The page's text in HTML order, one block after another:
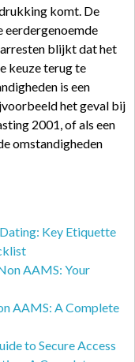
komt. De
eerdergenoemde
blijkt dat het
keuze terug te
is een
het geval bij
2001, of als een
omstandigheden
Key Etiquette
AAMS: Your
AAMS: A Complete
to Secure Access